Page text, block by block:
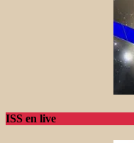
ISS en live